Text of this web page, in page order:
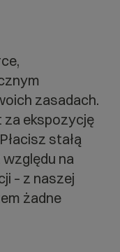
zasadach.
za ekspozycję
stałą
na
– z naszej
żadne